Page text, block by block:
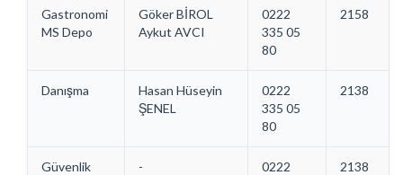
Gastronomi
MS Depo
Göker BİROL
Aykut AVCI
0222
335 05
80
2158
Danışma
Hasan Hüseyin
ŞENEL
0222
335 05
80
2138
Güvenlik -
0222
2138